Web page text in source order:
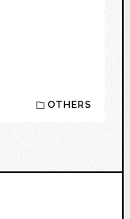
OTHERS